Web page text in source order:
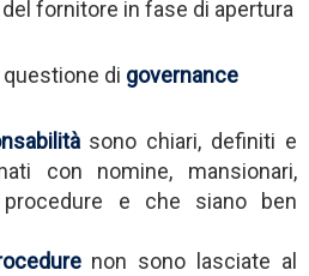
fornitore in fase di apertura
di governance
sono chiari, definiti e
con nomine, mansionari,
procedure e che siano ben
non sono lasciate al